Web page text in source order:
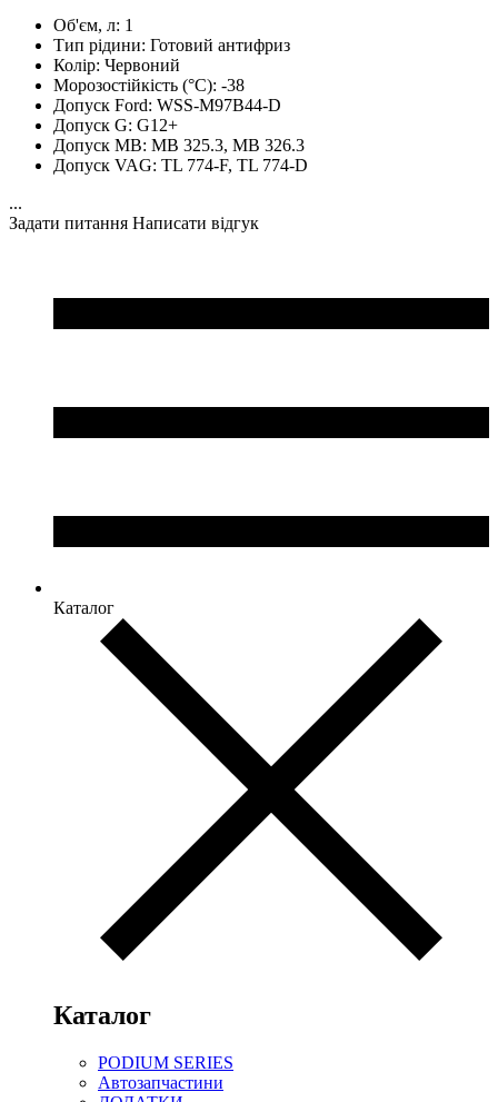
Об'єм, л: 1
Тип рідини: Готовий антифриз
Колір: Червоний
Морозостійкість (°С): -38
Допуск Ford: WSS-M97B44-D
Допуск G: G12+
Допуск MB: MB 325.3, MB 326.3
Допуск VAG: TL 774-F, TL 774-D
...
Задати питання Написати відгук
Каталог
Каталог
PODIUM SERIES
Автозапчастини